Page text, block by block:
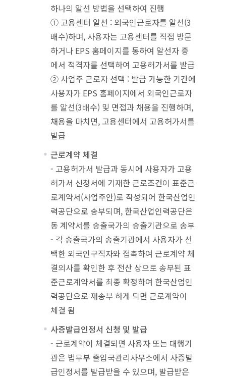
하나의 알선 방법을 선택하여 진행
① 고용센터 알선 : 외국인근로자를 알선(3
배수)하며, 사용자는 고용센터를 직접 방문
하거나 EPS 홈페이지를 통하여 알선자 중
에서 적격자를 선택하여 고용허가서를 발급
② 사업주 근로자 선택 : 발급 가능한 기간에
사용자가 EPS 홈페이지에서 외국인근로자
를 알선(3배수) 및 면접과 채용을 진행하며,
채용을 마치면, 고용센터에서 고용허가서를
발급
근로계약 체결
- 고용허가서 발급과 동시에 사용자가 고용
허가서 신청서에 기재한 근로조건이 표준근
로계약서(사업주안)로 작성되어 한국산업인
력공단으로 송부되며, 한국산업인력공단은
동 계약서를 송출국가의 송출기관으로 송부
- 각 송출국가의 송출기관에서 사용자가 선
택한 외국인구직자와 접촉하여 근로계약 체
결의사를 확인한 후 전산 상으로 송부된 표
준근로계약서를 최종 확정하여 한국산업인
력공단으로 재송부 하게 되면 근로계약이
체결 됨
사증발급인정서 신청 및 발급
- 근로계약이 체결되면 사용자 또는 대행기
관은 법무부 출입국관리사무소에서 사증발
급인정서를 발급받을 수 있으며, 발급받은